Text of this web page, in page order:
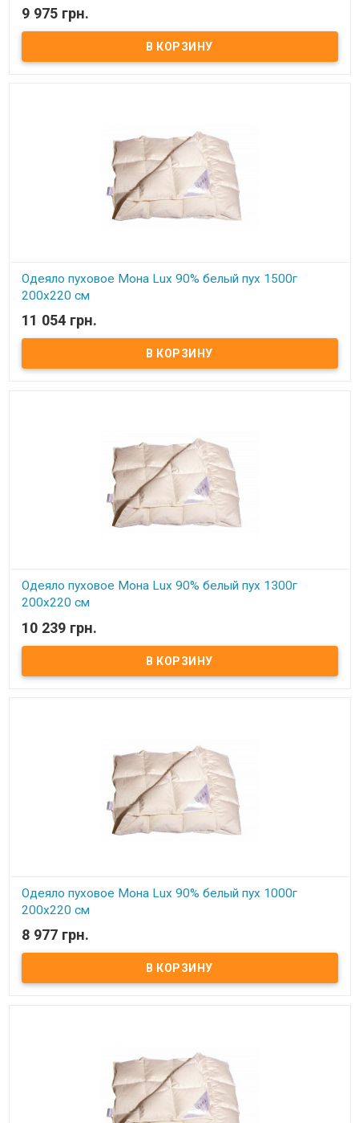
В наличии
Одеяло пуховое Мона Lux 90% белый пух Размер: 220х240 см
Цвет: белый, кремовый Наполнитель: 90% натуральный белый
гусиный пух, 10% мелкого пера. Чехол: тик-батист, 100% хлопок
9 975 грн.
Одеяло пуховое Мона Lux 90% белый пух 1500г
200х220 см
В наличии
Одеяло пуховое Мона Lux 90% белый пух Размер: 200х220 см
Цвет: белый, кремовый Наполнитель: 90% натуральный белый
гусиный пух, 10% мелкого пера. Чехол: тик-батист, 100% хлопок
11 054 грн.
Одеяло пуховое Мона Lux 90% белый пух 1300г
200х220 см
В наличии
Одеяло пуховое Мона Lux 90% белый пух Размер: 200х220 см
Цвет: белый, кремовый Наполнитель: 90% натуральный белый
гусиный пух, 10% мелкого пера. Чехол: тик-батист, 100% хлопок
10 239 грн.
Одеяло пуховое Мона Lux 90% белый пух 1000г
200х220 см
В наличии
Одеяло пуховое Мона Lux 90% белый пух Размер: 200х220 см
Цвет: белый, кремовый Наполнитель: 90% натуральный белый
гусиный пух, 10% мелкого пера. Чехол: тик-батист, 100% хлопок
8 977 грн.